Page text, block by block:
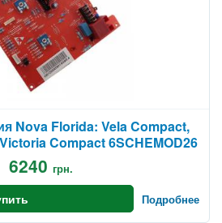
Nova Florida: Vela Compact,
Compact 6SCHEMOD26
6240 грн.
Подробнее